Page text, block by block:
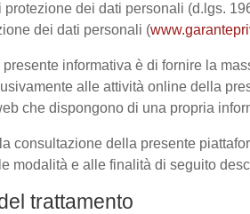
protezione dei dati personali (d.lgs.
dei dati personali (
informativa è di fornire la
alle attività online della
che dispongono di una propria
consultazione della presente
modalità e alle finalità di seguito
trattamento